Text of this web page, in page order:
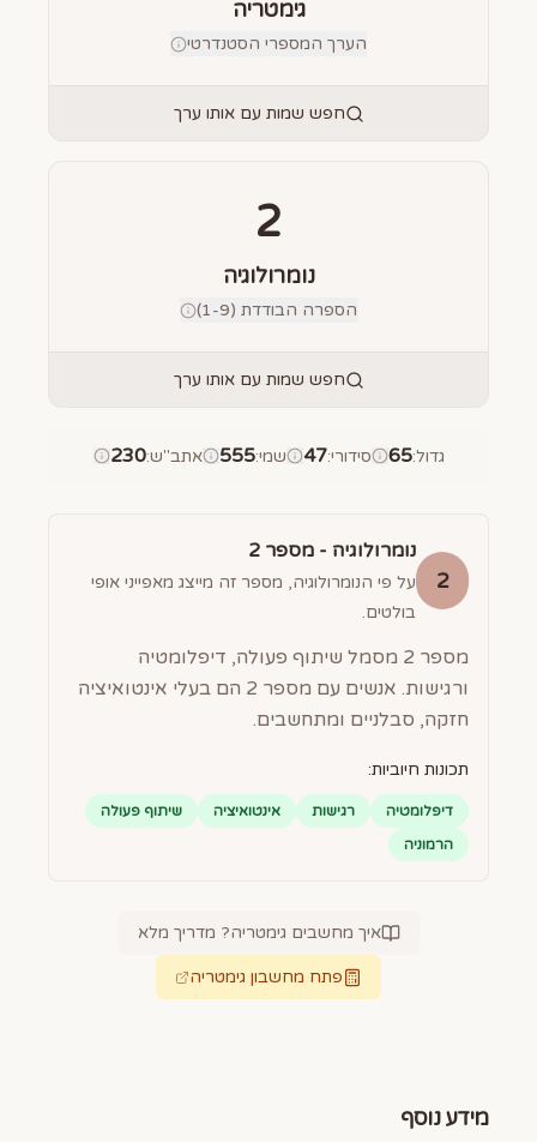
גימטריה
הערך המספרי הסטנדרטי
חפש שמות עם אותו ערך
2
נומרולוגיה
הספרה הבודדת (1-9)
חפש שמות עם אותו ערך
גדול:
65 סידורי:
47 שמי:
555 אתב"ש:
230
2
נומרולוגיה - מספר 2
על פי הנומרולוגיה, מספר זה מייצג מאפייני אופי
בולטים.
מספר 2 מסמל שיתוף פעולה, דיפלומטיה
ורגישות. אנשים עם מספר 2 הם בעלי אינטואיציה
חזקה, סבלניים ומתחשבים.
תכונות חיוביות:
דיפלומטיה רגישות אינטואיציה
שיתוף פעולה
הרמוניה
איך מחשבים גימטריה? מדריך מלא
פתח מחשבון גימטריה
מידע נוסף